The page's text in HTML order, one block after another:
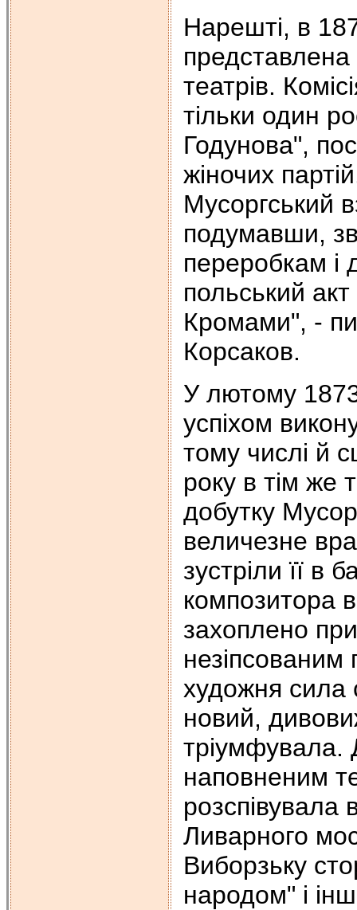
Нарешті, в
представлена
театрів.
тільки один
Годунова",
жіночих
Мусоргський
подумавши,
переробкам і
польський
Кромами", -
Корсаков.
У лютому 1873
успіхом
тому числі й
року в тім же
добутку
величезне
зустріли її в
композитора
захоплено
художня сила
новий,
тріумфувала.
наповненим
розспівувала
Ливарного
Виборзьку
народом" і